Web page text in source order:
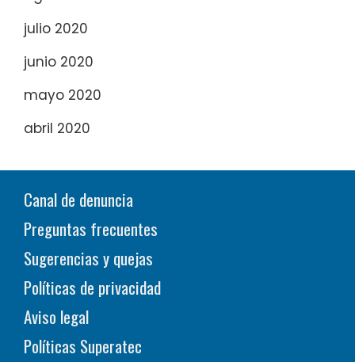
julio 2020
junio 2020
mayo 2020
abril 2020
Canal de denuncia
Preguntas frecuentes
Sugerencias y quejas
Políticas de privacidad
Aviso legal
Políticas Superatec